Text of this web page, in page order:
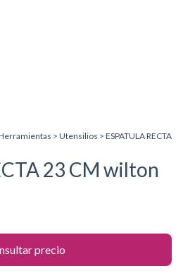
> Utensilios > ESPATULA RECTA
23 CM wilton